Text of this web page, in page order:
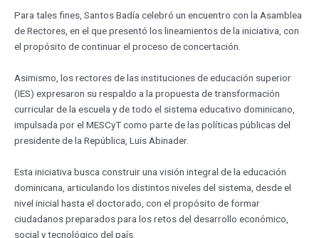
Para tales fines, Santos Badía celebró un encuentro con la Asamblea
de Rectores, en el que presentó los lineamientos de la iniciativa, con
el propósito de continuar el proceso de concertación.
Asimismo, los rectores de las instituciones de educación superior
(IES) expresaron su respaldo a la propuesta de transformación
curricular de la escuela y de todo el sistema educativo dominicano,
impulsada por el MESCyT como parte de las políticas públicas del
presidente de la República, Luis Abinader.
Esta iniciativa busca construir una visión integral de la educación
dominicana, articulando los distintos niveles del sistema, desde el
nivel inicial hasta el doctorado, con el propósito de formar
ciudadanos preparados para los retos del desarrollo económico,
social y tecnológico del país.